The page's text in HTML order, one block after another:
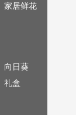
家居鲜花
向日葵
礼盒